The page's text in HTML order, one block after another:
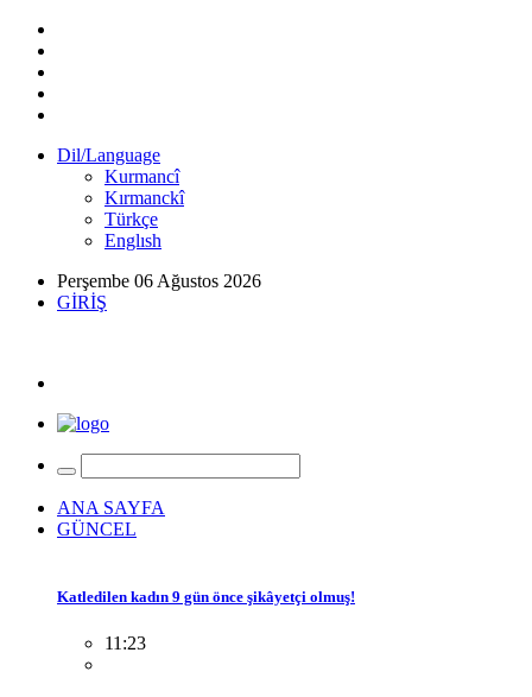
Dil/Language
Kurmancî
Kırmanckî
Türkçe
Englısh
Perşembe 06 Ağustos 2026
GİRİŞ
ANA SAYFA
GÜNCEL
Katledilen kadın 9 gün önce şikâyetçi olmuş!
11:23